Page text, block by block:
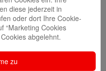
diese jederzeit in
oder dort Ihre Cookie-
“Marketing Cookies
abgelehnt.
zu